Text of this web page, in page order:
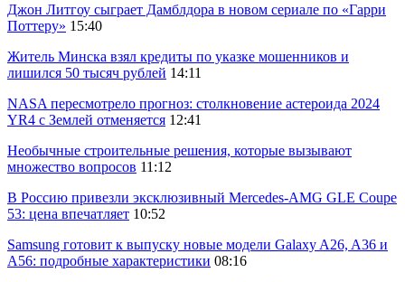
Джон Литгоу сыграет Дамблдора в новом сериале по «Гарри
Поттеру» 15:40
Житель Минска взял кредиты по указке мошенников и
лишился 50 тысяч рублей 14:11
NASA пересмотрело прогноз: столкновение астероида 2024
YR4 с Землей отменяется 12:41
Необычные строительные решения, которые вызывают
множество вопросов 11:12
В Россию привезли эксклюзивный Mercedes-AMG GLE Coupe
53: цена впечатляет 10:52
Samsung готовит к выпуску новые модели Galaxy A26, A36 и
A56: подробные характеристики 08:16